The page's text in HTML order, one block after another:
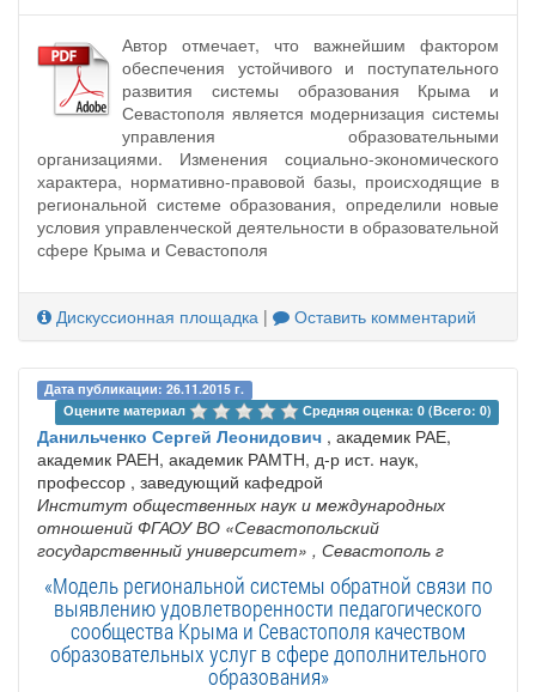
Автор отмечает, что важнейшим фактором
обеспечения устойчивого и поступательного
развития системы образования Крыма и
Севастополя является модернизация системы
управления образовательными
организациями. Изменения социально-экономического
характера, нормативно-правовой базы, происходящие в
региональной системе образования, определили новые
условия управленческой деятельности в образовательной
сфере Крыма и Севастополя
Дискуссионная площадка | Оставить комментарий
Дата публикации: 26.11.2015 г.
Оцените материал
Средняя оценка: 0 (Всего: 0)
Данильченко Сергей Леонидович , академик РАЕ,
академик РАЕН, академик РАМТН, д-р ист. наук,
профессор , заведующий кафедрой
Институт общественных наук и международных
отношений ФГАОУ ВО «Севастопольский
государственный университет» , Севастополь г
«Модель региональной системы обратной связи по
выявлению удовлетворенности педагогического
сообщества Крыма и Севастополя качеством
образовательных услуг в сфере дополнительного
образования»